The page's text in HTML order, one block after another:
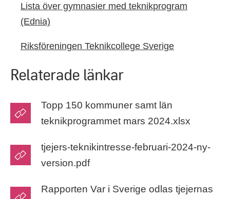
Lista över gymnasier med teknikprogram
(Ednia)
Riksföreningen Teknikcollege Sverige
Relaterade länkar
Topp 150 kommuner samt län
teknikprogrammet mars 2024.xlsx
tjejers-teknikintresse-februari-2024-ny-
version.pdf
Rapporten Var i Sverige odlas tjejernas